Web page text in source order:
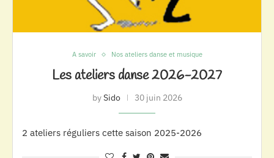
A savoir Nos ateliers danse et musique
Les ateliers danse 2026-2027
bySido 30 juin 2026
2 ateliers réguliers cette saison 2025-2026